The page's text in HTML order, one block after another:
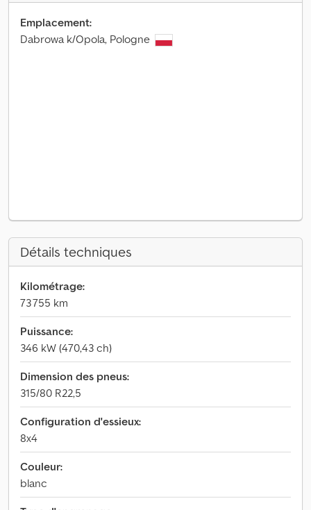
Emplacement:
Dabrowa k/Opola, Pologne
Détails techniques
Kilométrage:
73 755 km
Puissance:
346 kW (470,43 ch)
Dimension des pneus:
315/80 R22,5
Configuration d'essieux:
8x4
Couleur:
blanc